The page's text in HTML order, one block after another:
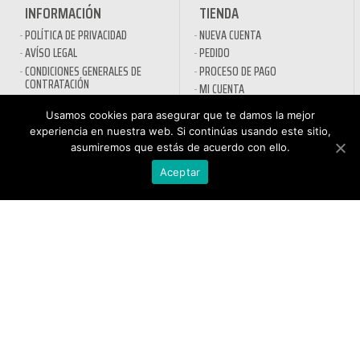
INFORMACIÓN
POLÍTICA DE PRIVACIDAD
AVÍSO LEGAL
CONDICIONES GENERALES DE
CONTRATACIÓN
TIENDA
NUEVA CUENTA
PEDIDO
PROCESO DE PAGO
MI CUENTA
CONTACTO
SECTORES
AUTOMOCIÓN
CLIENTE
Usamos cookies para asegurar que te damos la mejor
experiencia en nuestra web. Si continúas usando este sitio,
asumiremos que estás de acuerdo con ello.
Aceptar